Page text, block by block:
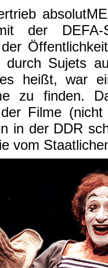
der
durch Sujets
heißt, war
zu finden.
Filme
in der DDR
vom